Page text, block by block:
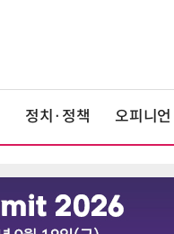
정치·정책 오피니언